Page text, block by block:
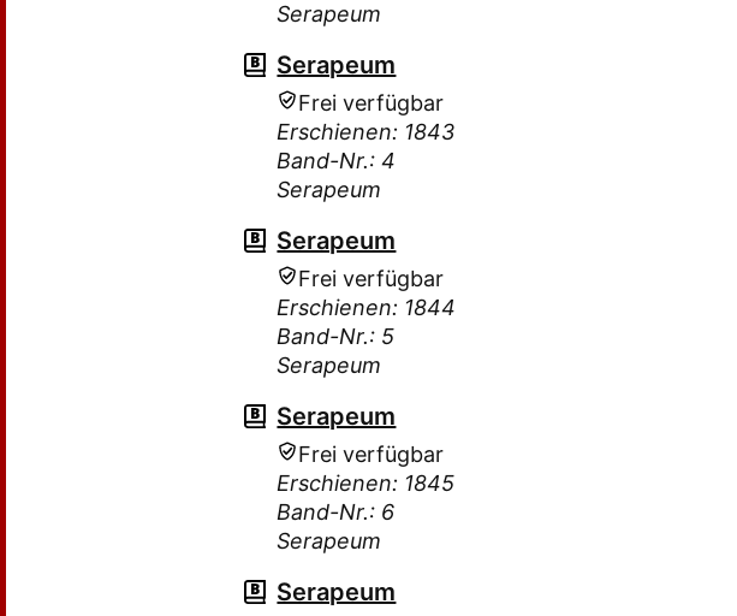
Serapeum
Serapeum
Frei verfügbar
Erschienen: 1843
Band-Nr.: 4
Serapeum
Serapeum
Frei verfügbar
Erschienen: 1844
Band-Nr.: 5
Serapeum
Serapeum
Frei verfügbar
Erschienen: 1845
Band-Nr.: 6
Serapeum
Serapeum